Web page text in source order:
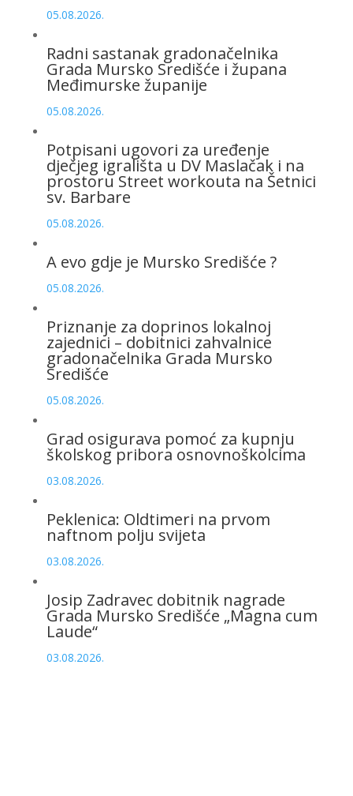
05.08.2026.
Radni sastanak gradonačelnika
Grada Mursko Središće i župana
Međimurske županije
05.08.2026.
Potpisani ugovori za uređenje
dječjeg igrališta u DV Maslačak i na
prostoru Street workouta na Šetnici
sv. Barbare
05.08.2026.
A evo gdje je Mursko Središće ?
05.08.2026.
Priznanje za doprinos lokalnoj
zajednici – dobitnici zahvalnice
gradonačelnika Grada Mursko
Središće
05.08.2026.
Grad osigurava pomoć za kupnju
školskog pribora osnovnoškolcima
03.08.2026.
Peklenica: Oldtimeri na prvom
naftnom polju svijeta
03.08.2026.
Josip Zadravec dobitnik nagrade
Grada Mursko Središće „Magna cum
Laude“
03.08.2026.